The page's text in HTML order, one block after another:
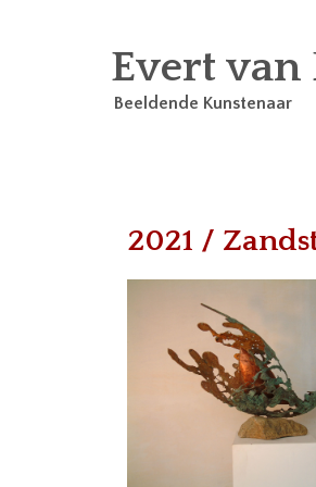
Evert van
Beeldende Kunstenaar
2021 /